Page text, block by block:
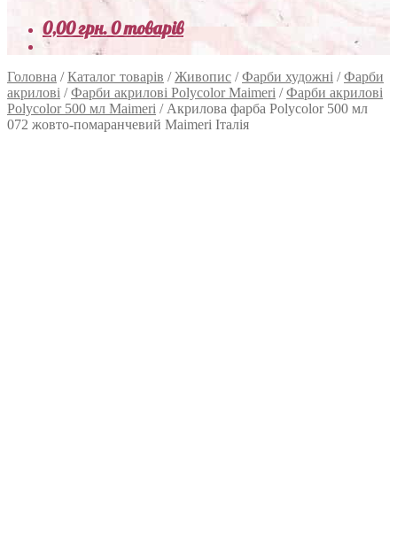
0,00грн.0 товарів
Головна /Каталог товарів /Живопис /Фарби художні /Фарби
акрилові /Фарби акрилові Polycolor Maimeri /Фарби акрилові
Polycolor 500 мл Maimeri / Акрилова фарба Polycolor 500 мл
072 жовто-помаранчевий Maimeri Італія